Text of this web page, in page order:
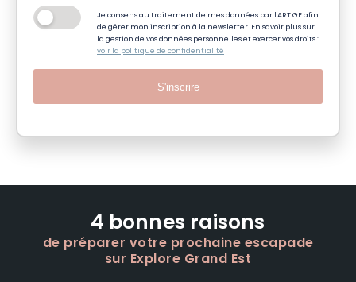
Je consens au traitement de mes données par l'ART GE afin
de gérer mon inscription à la newsletter. En savoir plus sur
la gestion de vos données personnelles et exercer vos droits :
voir la politique de confidentialité
S'inscrire
4 bonnes raisons
de préparer votre prochaine escapade
sur Explore Grand Est